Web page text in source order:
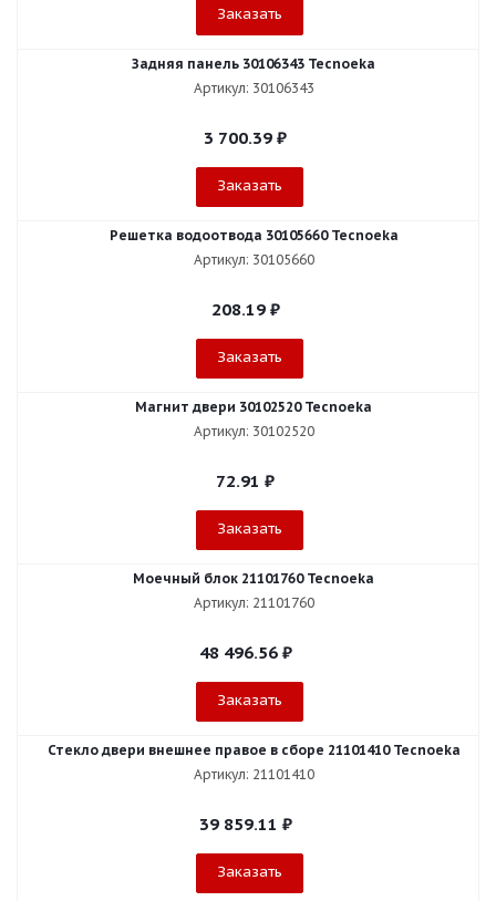
Заказать
Задняя панель 30106343 Tecnoeka
Артикул: 30106343
3 700.39 ₽
Заказать
Решетка водоотвода 30105660 Tecnoeka
Артикул: 30105660
208.19₽
Заказать
Магнит двери 30102520 Tecnoeka
Артикул: 30102520
72.91 ₽
Заказать
Моечный блок 21101760 Tecnoeka
Артикул: 21101760
48 496.56₽
Заказать
Стекло двери внешнее правое в сборе 21101410 Tecnoeka
Артикул: 21101410
39 859.11 ₽
Заказать